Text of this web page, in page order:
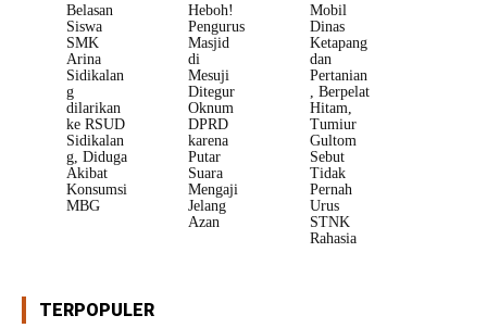
Belasan
Siswa
SMK
Arina
Sidikalan
g
dilarikan
ke RSUD
Sidikalan
g, Diduga
Akibat
Konsumsi
MBG
Heboh!
Pengurus
Masjid
di
Mesuji
Ditegur
Oknum
DPRD
karena
Putar
Suara
Mengaji
Jelang
Azan
Mobil
Dinas
Ketapang
dan
Pertanian
, Berpelat
Hitam,
Tumiur
Gultom
Sebut
Tidak
Pernah
Urus
STNK
Rahasia
TERPOPULER